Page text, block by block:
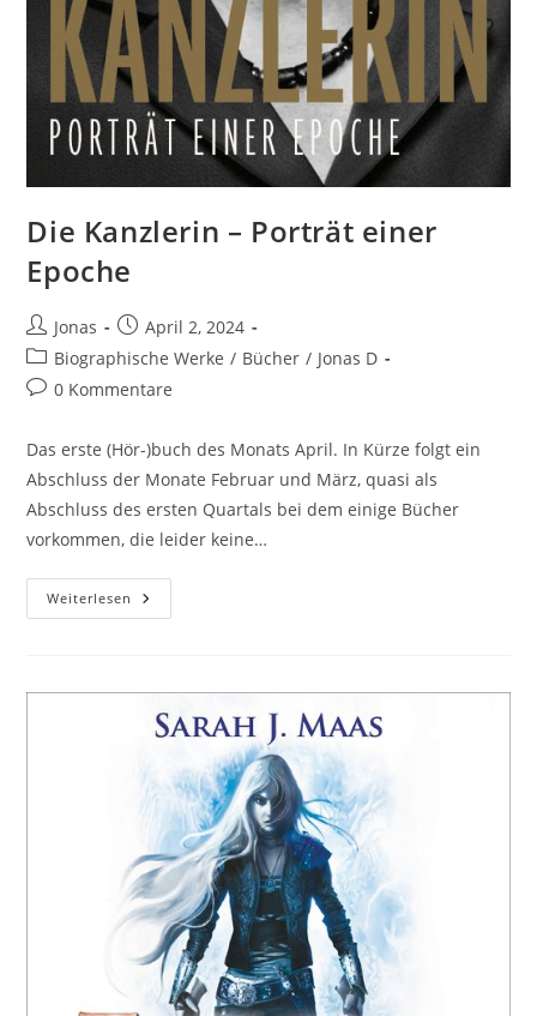
Die Kanzlerin – Porträt einer
Epoche
Jonas
April 2, 2024
Biographische Werke / Bücher / Jonas D
0 Kommentare
Das erste (Hör-)buch des Monats April. In Kürze folgt ein
Abschluss der Monate Februar und März, quasi als
Abschluss des ersten Quartals bei dem einige Bücher
vorkommen, die leider keine…
Weiterlesen